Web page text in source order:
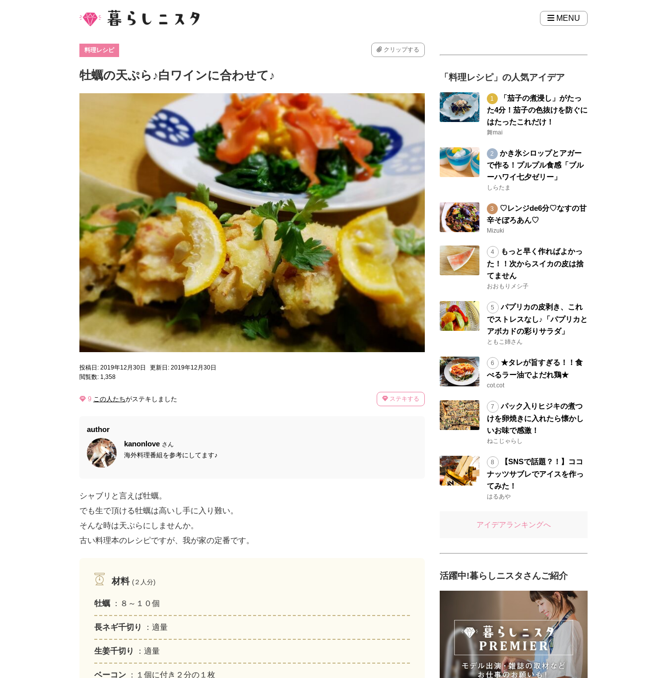
MENU
料理レシピ クリップする
牡蠣の天ぷら♪白ワインに合わせて♪
投稿日: 2019年12月30日
更新日: 2019年12月30日
閲覧数: 1,358
9 この人たちがステキしました ステキする
author
kanonlove さん
海外料理番組を参考にしてます♪
シャブリと言えば牡蠣。
でも生で頂ける牡蠣は高いし手に入り難い。
そんな時は天ぷらにしませんか。
古い料理本のレシピですが、我が家の定番です。
材料 (２人分)
牡蠣 ：８～１０個
長ネギ千切り ：適量
生姜千切り ：適量
ベーコン ：１個に付き２分の１枚
「料理レシピ」の人気アイデア
「茄子の煮浸し」がたっ
た4分！茄子の色抜けを防ぐに
はたったこれだけ！
舞mai
かき氷シロップとアガー
で作る！プルプル食感「ブル
ーハワイ七夕ゼリー」
しらたま
♡レンジde6分♡なすの甘
辛そぼろあん♡
Mizuki
もっと早く作ればよかっ
た！！次からスイカの皮は捨
てません
おおもりメシ子
パプリカの皮剥き、これ
でストレスなし♪「パプリカと
アボカドの彩りサラダ」
ともこ姉さん
★タレが旨すぎる！！食
べるラー油でよだれ鶏★
cot.cot
パック入りヒジキの煮つ
けを卵焼きに入れたら懐かし
いお味で感激！
ねこじゃらし
【SNSで話題？！】ココ
ナッツサブレでアイスを作っ
てみた！
はるあや
アイデアランキングへ
活躍中!暮らしニスタさんご紹介